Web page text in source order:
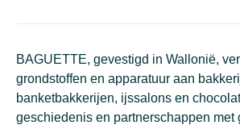
BAGUETTE, gevestigd in Wallonië,
grondstoffen en apparatuur aan
banketbakkerijen, ijssalons en
geschiedenis en partnerschappen met